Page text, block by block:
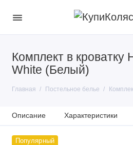
Комплект в кроватку
White (Белый)
Главная Постельное белье
Описание Характеристики
Популярный